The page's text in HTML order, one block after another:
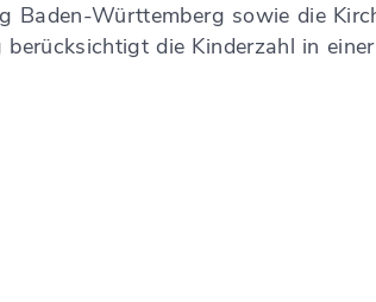
Baden-Württemberg sowie die
die Kinderzahl in